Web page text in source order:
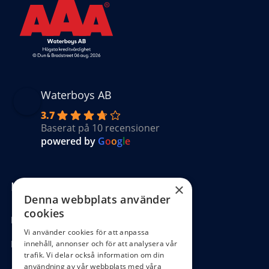
Waterboys AB
3.7
Baserat på 10 recensioner
powered by Google
Kundinformation
Köpvillkor
Hantering GDPR
×
Denna webbplats använder
cookies
Vi använder cookies för att anpassa
innehåll, annonser och för att analysera vår
trafik. Vi delar också information om din
användning av vår webbplats med våra